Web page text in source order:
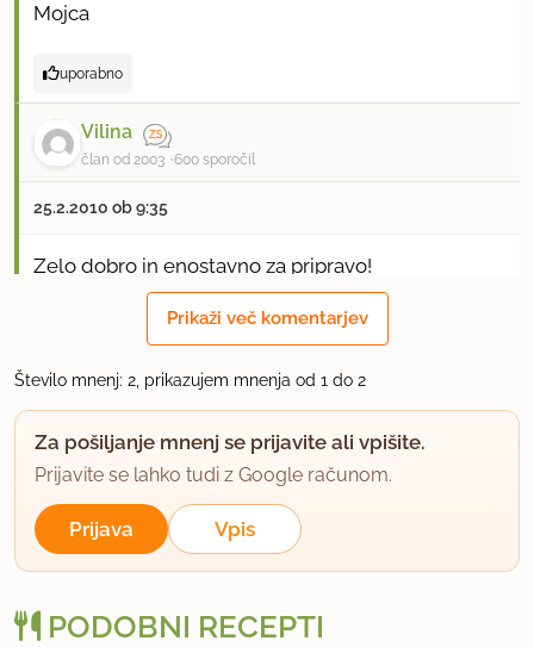
Mojca
uporabno
Vilina
član od 2003 600 sporočil
25.2.2010 ob 9:35
Zelo dobro in enostavno za pripravo!
Prikaži več komentarjev
Število mnenj: 2, prikazujem mnenja od 1 do 2
Za pošiljanje mnenj se prijavite ali vpišite.
Prijavite se lahko tudi z Google računom.
Prijava Vpis
PODOBNI RECEPTI